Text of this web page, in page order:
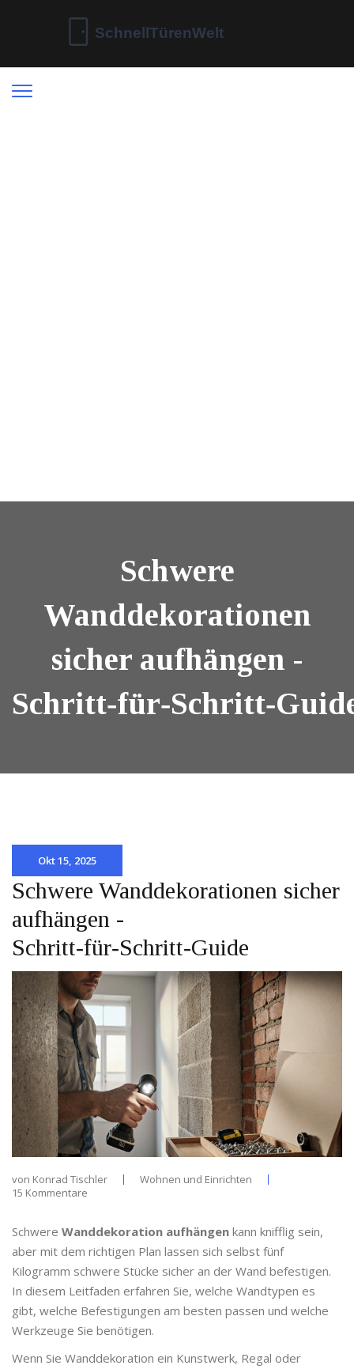
Schwere
Wanddekorationen
sicher aufhängen -
Okt 15, 2025
Schwere Wanddekorationen sicher
aufhängen -
Schritt‑für‑Schritt‑Guide
von Konrad Tischler
Wohnen und Einrichten
15 Kommentare
Schwere Wanddekoration aufhängen kann knifflig sein,
aber mit dem richtigen Plan lassen sich selbst fünf
Kilogramm schwere Stücke sicher an der Wand befestigen.
In diesem Leitfaden erfahren Sie, welche Wandtypen es
gibt, welche Befestigungen am besten passen und welche
Werkzeuge Sie benötigen.
Wenn Sie Wanddekoration ein Kunstwerk, Regal oder